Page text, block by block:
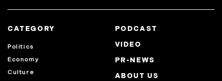
CATEGORY
Politics
Economy
Culture
PODCAST
VIDEO
PR-NEWS
ABOUT US